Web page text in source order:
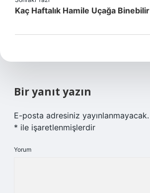
Kaç Haftalık Hamile Uçağa Binebilir
Bir yanıt yazın
E-posta adresiniz yayınlanmayacak.
* ile işaretlenmişlerdir
Yorum